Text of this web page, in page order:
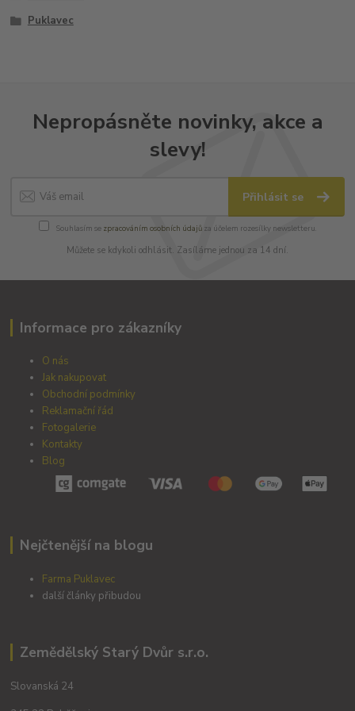
Puklavec
Nepropásněte novinky, akce a
slevy!
Přihlásit se
Souhlasím se zpracováním osobních údajůza účelem rozesílky newsletteru.
Můžete se kdykoli odhlásit. Zasíláme jednou za 14 dní.
Informace pro zákazníky
O nás
Jak nakupovat
Obchodní podmínky
Reklamační řád
Fotogalerie
Kontakty
Blog
Nejčtenější na blogu
Farma Puklavec
další články přibudou
Zemědělský Starý Dvůr s.r.o.
Slovanská 24